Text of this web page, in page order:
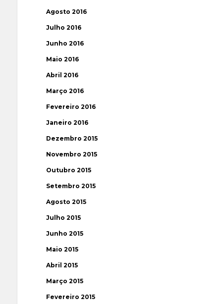
Agosto 2016
Julho 2016
Junho 2016
Maio 2016
Abril 2016
Março 2016
Fevereiro 2016
Janeiro 2016
Dezembro 2015
Novembro 2015
Outubro 2015
Setembro 2015
Agosto 2015
Julho 2015
Junho 2015
Maio 2015
Abril 2015
Março 2015
Fevereiro 2015